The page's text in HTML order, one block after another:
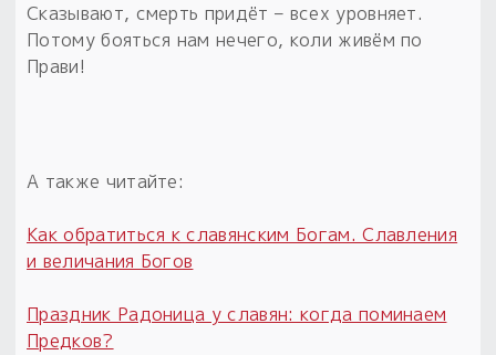
Сказывают, смерть придёт – всех уровняет.
Потому бояться нам нечего, коли живём по
Прави!
А также читайте:
Как обратиться к славянским Богам. Славления
и величания Богов
Праздник Радоница у славян: когда поминаем
Предков?